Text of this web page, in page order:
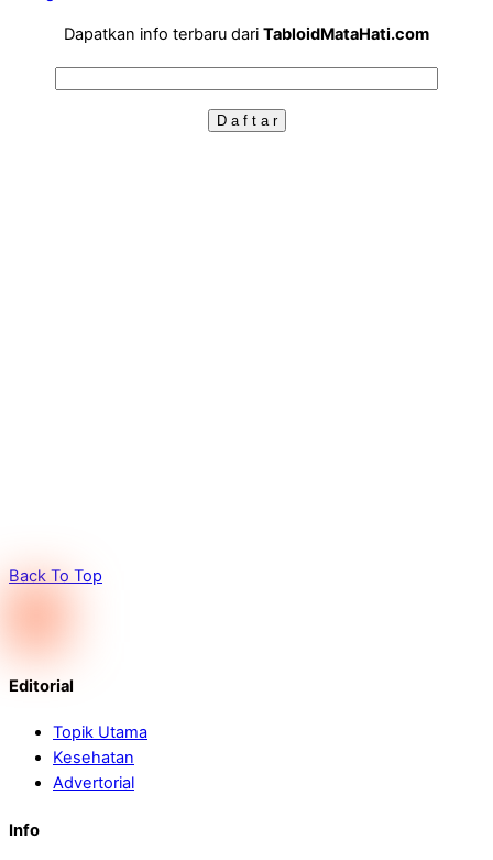
Dapatkan info terbaru dari TabloidMataHati.com
Back To Top
Editorial
Topik Utama
Kesehatan
Advertorial
Info